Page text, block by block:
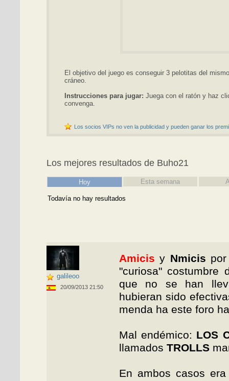
El objetivo del juego es conseguir 3 pelotitas del
cráneo.
Instrucciones para jugar: Juega con el ratón y haz
convenga.
Los socios VIPs no ven la publicidad y pueden ganar los
Los mejores resultados de Buho21
Hoy Esta semana
Todavía no hay resultados
galileoo
20/09/2013 21:50
Amicis y Nmicis
"curiosa"
que no se han
hubieran sido
menda ha este foro
Mal endémico: LOS
llamados TROLLS
En ambos casos